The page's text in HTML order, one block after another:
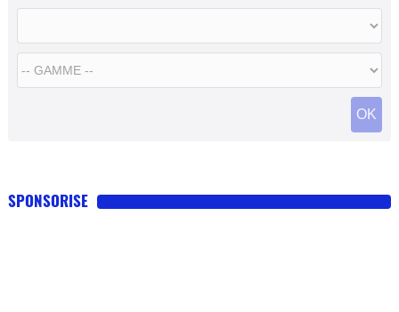
OK
SPONSORISE